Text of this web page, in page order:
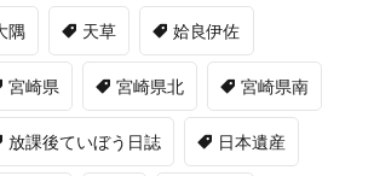
隅 天草 姶良伊佐
宮崎県 宮崎県北 宮崎県南
放課後ていぼう日誌 日本遺産